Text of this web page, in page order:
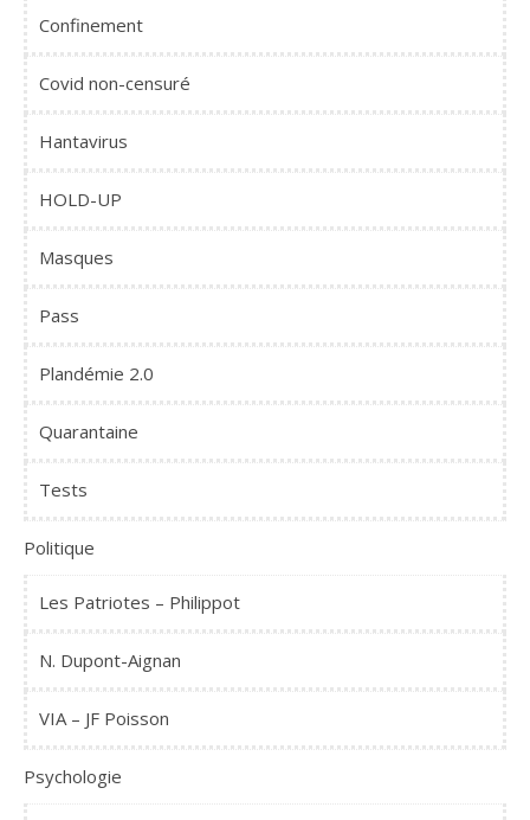
Confinement
Covid non-censuré
Hantavirus
HOLD-UP
Masques
Pass
Plandémie 2.0
Quarantaine
Tests
Politique
Les Patriotes – Philippot
N. Dupont-Aignan
VIA – JF Poisson
Psychologie